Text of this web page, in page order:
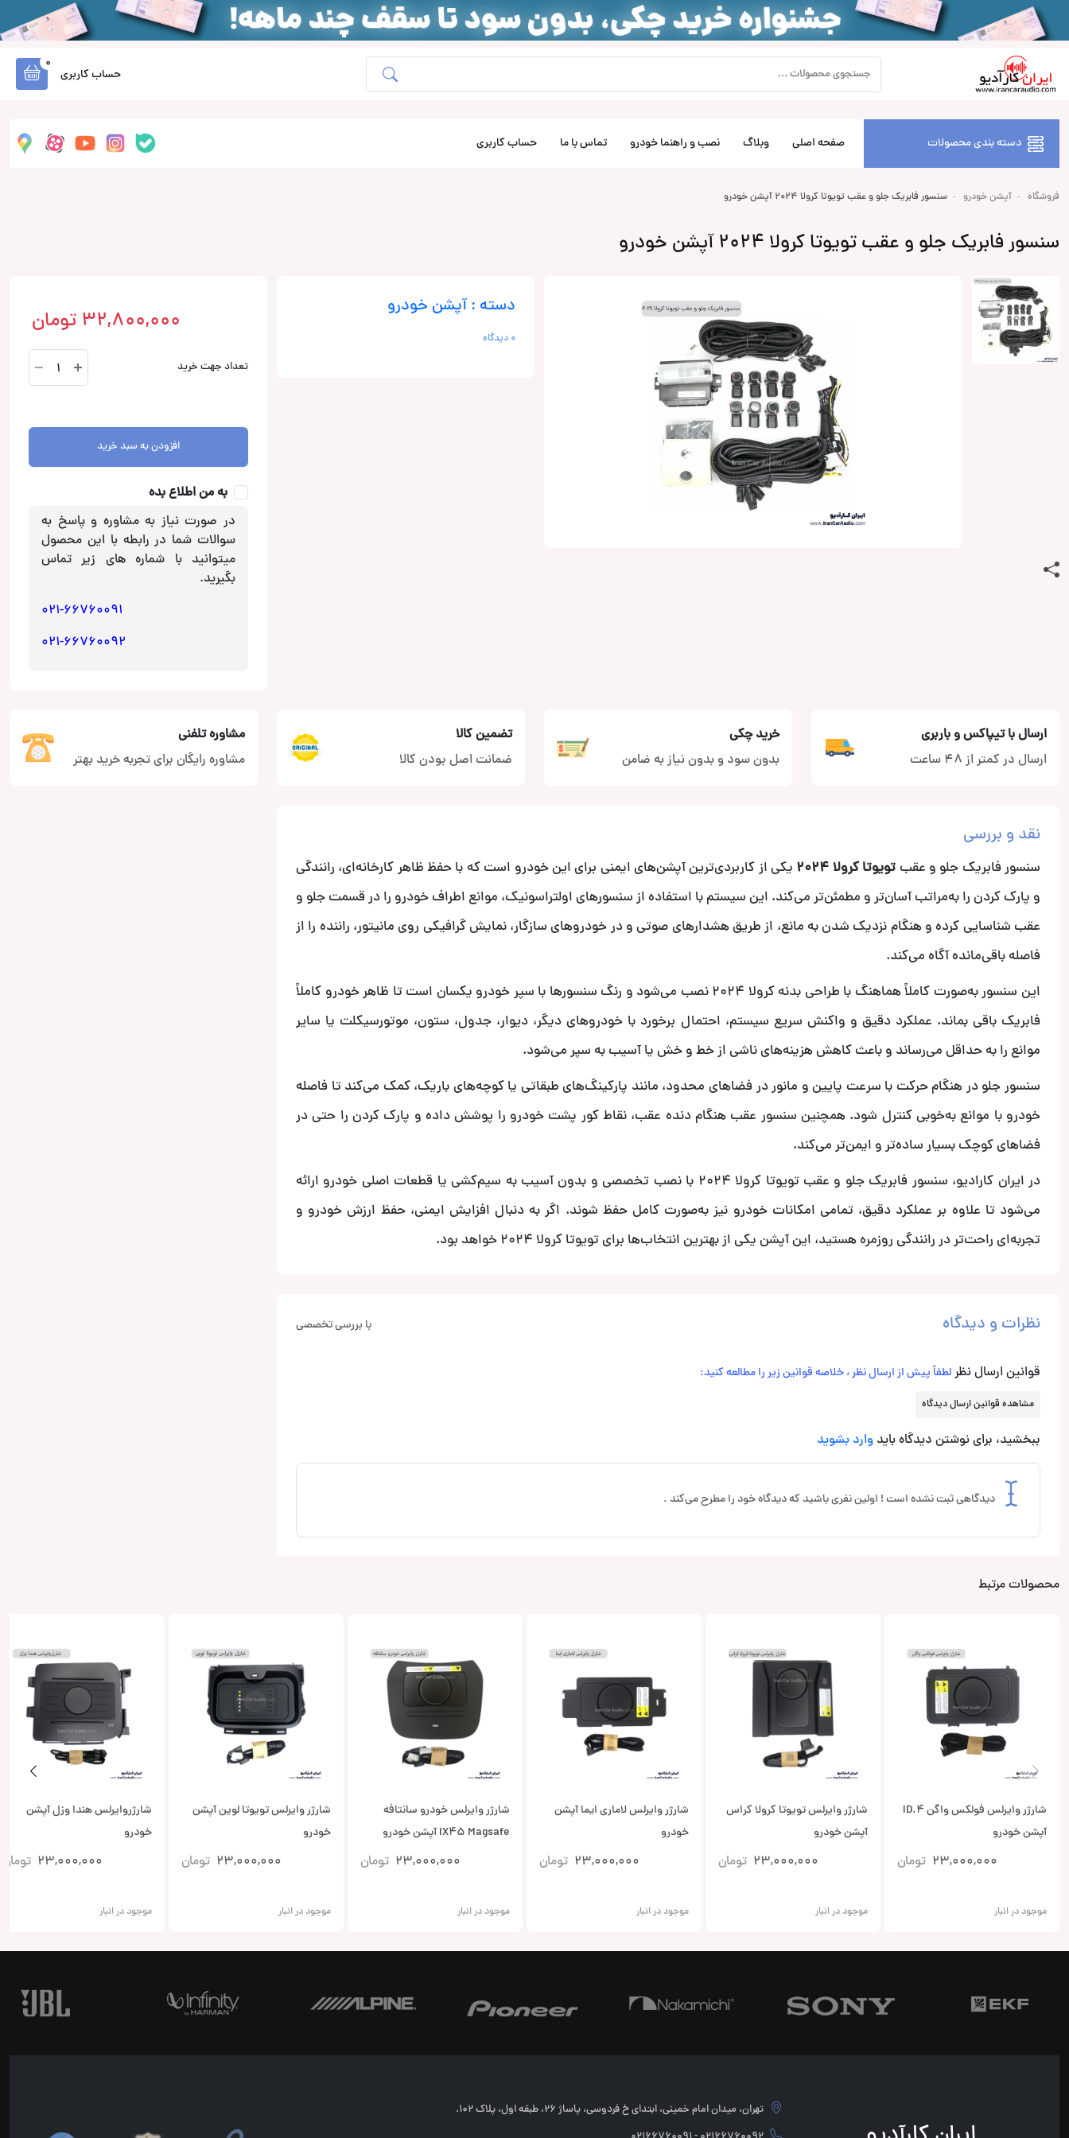
حساب کاربری
0
دسته بندی محصولات صفحه اصلی وبلاگ نصب و راهنما خودرو تماس با ما حساب کاربری
فروشگاه آپشن خودرو سنسور فابریک جلو و عقب تویوتا کرولا 2024 آپشن خودرو
سنسور فابریک جلو و عقب تویوتا کرولا 2024 آپشن خودرو
دسته : آپشن خودرو
0 دیدگاه
32,800,000 تومان
تعداد جهت خرید
سنسور
فابریک
کرولا
آپشن
خودرو
عدد
افزودن به سبد خرید
به من اطلاع بده
در صورت نیاز به مشاوره و پاسخ به
سوالات شما در رابطه با این محصول
میتوانید با شماره های زیر تماس
بگیرید.
021-66760091
021-66760092
ارسال با تیپاکس و باربری
ارسال در کمتر از 48 ساعت
خرید چکی
بدون سود و بدون نیاز به ضامن
تضمین کالا
ضمانت اصل بودن کالا
مشاوره تلفنی
مشاوره رایگان برای تجربه خرید بهتر
نقد و بررسی
سنسور فابریک جلو و عقب تویوتا کرولا 2024
یکی از کاربردی‌ترین آپشن‌های ایمنی برای این خودرو است که با حفظ ظاهر کارخانه‌ای، رانندگی
و پارک کردن را به‌مراتب آسان‌تر و مطمئن‌تر می‌کند. این سیستم با استفاده از سنسورهای اولتراسونیک، موانع اطراف خودرو را در قسمت جلو و
عقب شناسایی کرده و هنگام نزدیک شدن به مانع، از طریق هشدارهای صوتی و در خودروهای سازگار، نمایش گرافیکی روی مانیتور، راننده را از
فاصله باقی‌مانده آگاه می‌کند.
این سنسور به‌صورت کاملاً هماهنگ با طراحی بدنه کرولا 2024 نصب می‌شود و رنگ سنسورها با سپر خودرو یکسان است تا ظاهر خودرو کاملاً
فابریک باقی بماند. عملکرد دقیق و واکنش سریع سیستم، احتمال برخورد با خودروهای دیگر، دیوار، جدول، ستون، موتورسیکلت یا سایر
موانع را به حداقل می‌رساند و باعث کاهش هزینه‌های ناشی از خط و خش یا آسیب به سپر می‌شود.
سنسور جلو در هنگام حرکت با سرعت پایین و مانور در فضاهای محدود، مانند پارکینگ‌های طبقاتی یا کوچه‌های باریک، کمک می‌کند تا فاصله
خودرو با موانع به‌خوبی کنترل شود. همچنین سنسور عقب هنگام دنده عقب، نقاط کور پشت خودرو را پوشش داده و پارک کردن را حتی در
فضاهای کوچک بسیار ساده‌تر و ایمن‌تر می‌کند.
در ایران کارادیو، سنسور فابریک جلو و عقب تویوتا کرولا 2024 با نصب تخصصی و بدون آسیب به سیم‌کشی یا قطعات اصلی خودرو ارائه
می‌شود تا علاوه بر عملکرد دقیق، تمامی امکانات خودرو نیز به‌صورت کامل حفظ شوند. اگر به دنبال افزایش ایمنی، حفظ ارزش خودرو و
تجربه‌ای راحت‌تر در رانندگی روزمره هستید، این آپشن یکی از بهترین انتخاب‌ها برای تویوتا کرولا 2024 خواهد بود.
نظرات و دیدگاه با بررسی تخصصی
قوانین ارسال نظرلطفاً پیش از ارسال نظر ، خلاصه قوانین زیر را مطالعه کنید:
مشاهده قوانین ارسال دیدگاه
ببخشید، برای نوشتن دیدگاه باید وارد بشوید
دیدگاهی ثبت نشده است ! اولین نفری باشید که دیدگاه خود را مطرح می‌کند .
محصولات مرتبط
شارژر وایرلس فولکس واگن ID.4
آپشن خودرو
23,000,000 تومان
موجود در انبار
شارژر وایرلس تویوتا کرولا کراس
آپشن خودرو
23,000,000 تومان
موجود در انبار
شارژر وایرلس لاماری ایما آپشن
خودرو
23,000,000 تومان
موجود در انبار
شارژر وایرلس خودرو سانتافه
IX45 Magsafe آپشن خودرو
23,000,000 تومان
موجود در انبار
شارژر وایرلس تویوتا لوین آپشن
خودرو
23,000,000 تومان
موجود در انبار
شارژروایرلس هندا وزل آپشن
خودرو
23,000,000 تومان
موجود در انبار
تهران، میدان امام خمینی، ابتدای خ فردوسی، پاساژ 26، طبقه اول، پلاک 102.